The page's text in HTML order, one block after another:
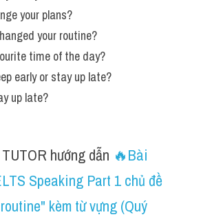
your plans?
your routine?
time of the day?
early or stay up late?
up late?
hướng dẫn 🔥Bài
Speaking Part 1 chủ đề
kèm từ vựng (Quý